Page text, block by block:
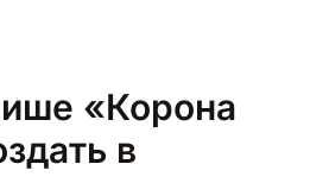
«Корона
в